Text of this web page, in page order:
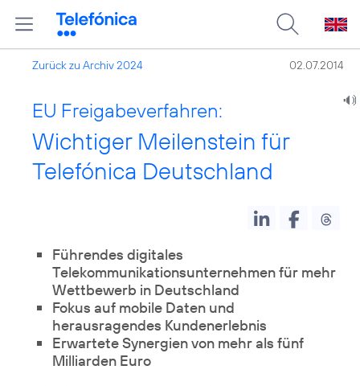
Zurück zu Archiv 2024 02.07.2014
EU Freigabeverfahren:
Wichtiger Meilenstein für
Telefónica Deutschland
Führendes digitales
Telekommunikationsunternehmen für mehr
Wettbewerb in Deutschland
Fokus auf mobile Daten und
herausragendes Kundenerlebnis
Erwartete Synergien von mehr als fünf
Milliarden Euro